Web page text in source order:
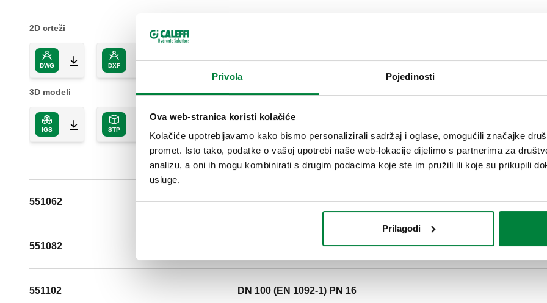
Privola Pojedinosti
Ova web-stranica koristi kolačiće
Kolačiće upotrebljavamo kako bismo personalizirali sadržaj i oglase, omogućili značajke
promet. Isto tako, podatke o vašoj upotrebi naše web-lokacije dijelimo s partnerima za
analizu, a oni ih mogu kombinirati s drugim podacima koje ste im pružili ili koje su prikupili
usluge.
Prilagodi
2D crteži
DWG DXF
3D modeli
IGS STP
CALEFFI, 551052, DISCAL.
kontra prirubnicama EN
radni tlak: 10 bar.
SCIP code
c55c1e42-94da-4006-a9e3-
551062 DN 65 (EN 1092-1) PN 16
551082 DN 80 (EN 1092-1) PN 16
551102 DN 100 (EN 1092-1) PN 16